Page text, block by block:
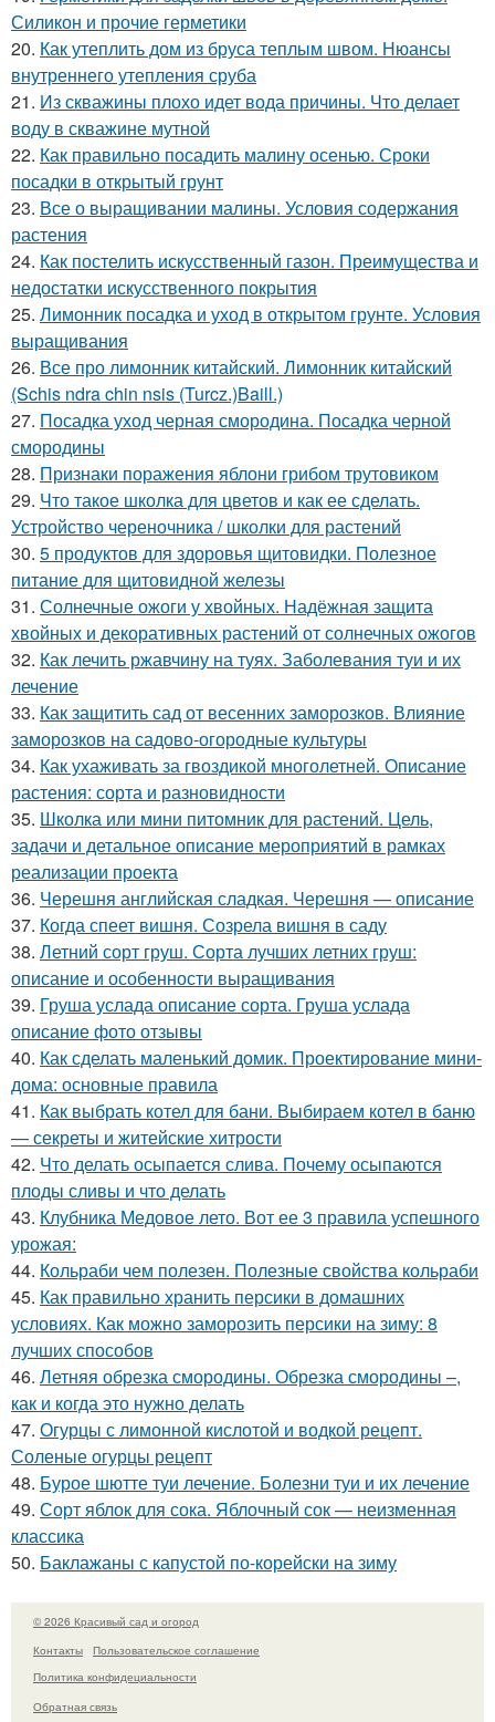
Силикон и прочие герметики
20. Как утеплить дом из бруса теплым швом. Нюансы
внутреннего утепления сруба
21. Из скважины плохо идет вода причины. Что делает
воду в скважине мутной
22. Как правильно посадить малину осенью. Сроки
посадки в открытый грунт
23. Все о выращивании малины. Условия содержания
растения
24. Как постелить искусственный газон. Преимущества и
недостатки искусственного покрытия
25. Лимонник посадка и уход в открытом грунте. Условия
выращивания
26. Все про лимонник китайский. Лимонник китайский
(Schis ndra chin nsis (Turcz.)Baill.)
27. Посадка уход черная смородина. Посадка черной
смородины
28. Признаки поражения яблони грибом трутовиком
29. Что такое школка для цветов и как ее сделать.
Устройство череночника / школки для растений
30. 5 продуктов для здоровья щитовидки. Полезное
питание для щитовидной железы
31. Солнечные ожоги у хвойных. Надёжная защита
хвойных и декоративных растений от солнечных ожогов
32. Как лечить ржавчину на туях. Заболевания туи и их
лечение
33. Как защитить сад от весенних заморозков. Влияние
заморозков на садово-огородные культуры
34. Как ухаживать за гвоздикой многолетней. Описание
растения: сорта и разновидности
35. Школка или мини питомник для растений. Цель,
задачи и детальное описание мероприятий в рамках
реализации проекта
36. Черешня английская сладкая. Черешня — описание
37. Когда спеет вишня. Созрела вишня в саду
38. Летний сорт груш. Сорта лучших летних груш:
описание и особенности выращивания
39. Груша услада описание сорта. Груша услада
описание фото отзывы
40. Как сделать маленький домик. Проектирование мини-
дома: основные правила
41. Как выбрать котел для бани. Выбираем котел в баню
— секреты и житейские хитрости
42. Что делать осыпается слива. Почему осыпаются
плоды сливы и что делать
43. Клубника Медовое лето. Вот ее 3 правила успешного
урожая:
44. Кольраби чем полезен. Полезные свойства кольраби
45. Как правильно хранить персики в домашних
условиях. Как можно заморозить персики на зиму: 8
лучших способов
46. Летняя обрезка смородины. Обрезка смородины –,
как и когда это нужно делать
47. Огурцы с лимонной кислотой и водкой рецепт.
Соленые огурцы рецепт
48. Бурое шютте туи лечение. Болезни туи и их лечение
49. Сорт яблок для сока. Яблочный сок — неизменная
классика
50. Баклажаны с капустой по-корейски на зиму
© 2026 Красивый сад и огород
Контакты
Пользовательское соглашение
Политика конфидециальности
Обратная связь